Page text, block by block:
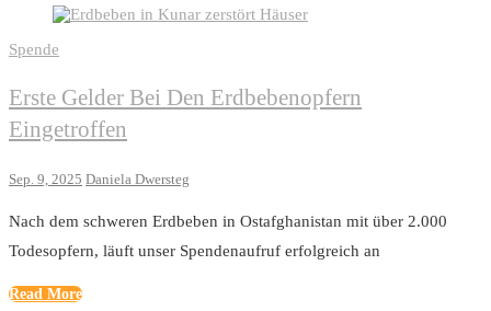
Spende
Erste Gelder Bei Den Erdbebenopfern
Eingetroffen
Sep. 9, 2025 Daniela Dwersteg
Nach dem schweren Erdbeben in Ostafghanistan mit über 2.000
Todesopfern, läuft unser Spendenaufruf erfolgreich an
Read More